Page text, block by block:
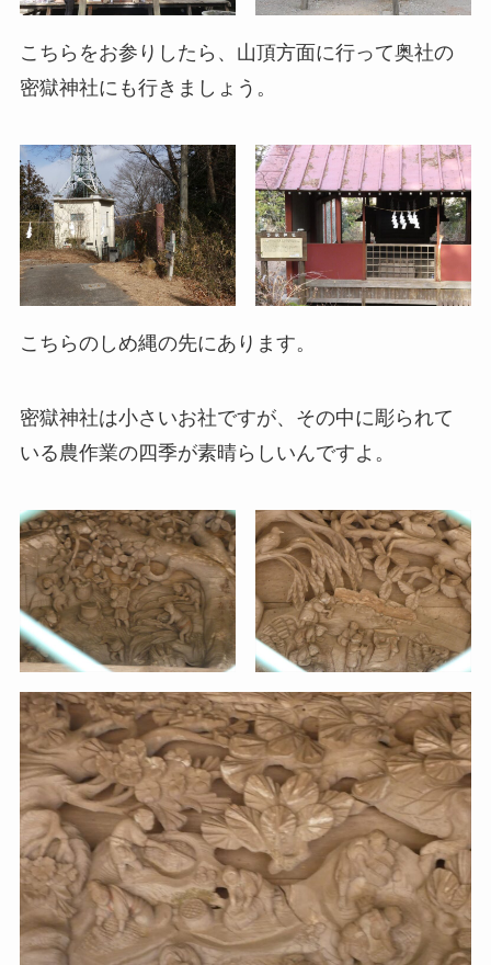
こちらをお参りしたら、山頂方面に行って奥社の
密獄神社にも行きましょう。
こちらのしめ縄の先にあります。
密獄神社は小さいお社ですが、その中に彫られて
いる農作業の四季が素晴らしいんですよ。